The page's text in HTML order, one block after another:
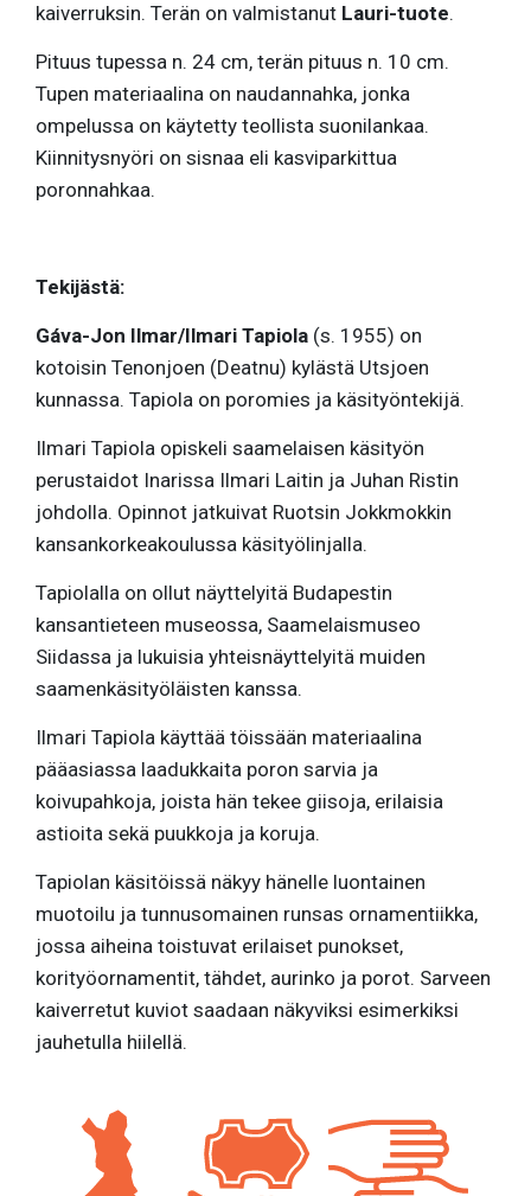
kaiverruksin. Terän on valmistanut Lauri-tuote.
Pituus tupessa n. 24 cm, terän pituus n. 10 cm.
Tupen materiaalina on naudannahka, jonka
ompelussa on käytetty teollista suonilankaa.
Kiinnitysnyöri on sisnaa eli kasviparkittua
poronnahkaa.
Tekijästä:
Gáva-Jon Ilmar/Ilmari Tapiola (s. 1955) on
kotoisin Tenonjoen (Deatnu) kylästä Utsjoen
kunnassa. Tapiola on poromies ja käsityöntekijä.
Ilmari Tapiola opiskeli saamelaisen käsityön
perustaidot Inarissa Ilmari Laitin ja Juhan Ristin
johdolla. Opinnot jatkuivat Ruotsin Jokkmokkin
kansankorkeakoulussa käsityölinjalla.
Tapiolalla on ollut näyttelyitä Budapestin
kansantieteen museossa, Saamelaismuseo
Siidassa ja lukuisia yhteisnäyttelyitä muiden
saamenkäsityöläisten kanssa.
Ilmari Tapiola käyttää töissään materiaalina
pääasiassa laadukkaita poron sarvia ja
koivupahkoja, joista hän tekee giisoja, erilaisia
astioita sekä puukkoja ja koruja.
Tapiolan käsitöissä näkyy hänelle luontainen
muotoilu ja tunnusomainen runsas ornamentiikka,
jossa aiheina toistuvat erilaiset punokset,
korityöornamentit, tähdet, aurinko ja porot. Sarveen
kaiverretut kuviot saadaan näkyviksi esimerkiksi
jauhetulla hiilellä.